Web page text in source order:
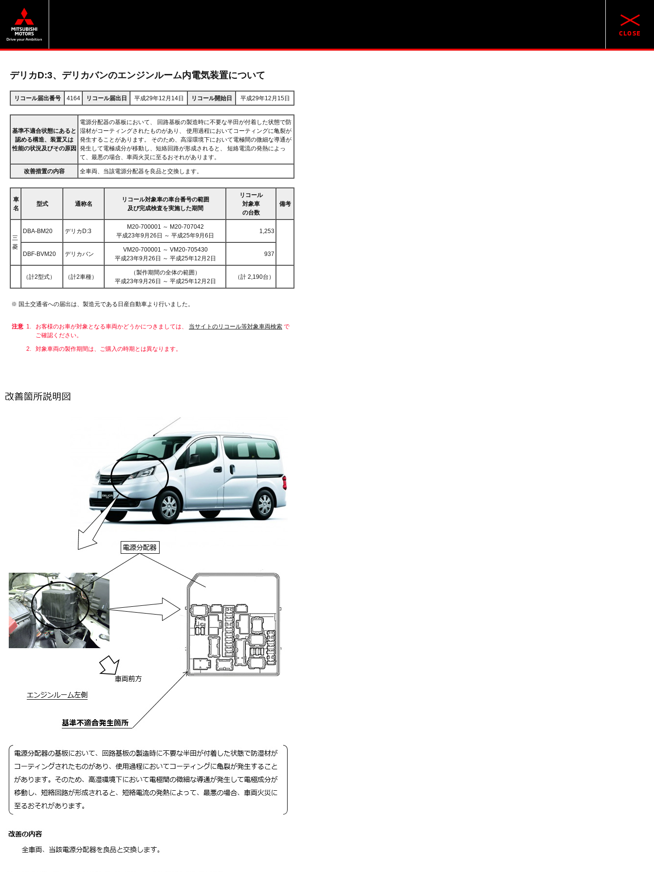
デリカD:3、デリカバンのエンジンルーム内電気装置について
リコール届出番号 4164 リコール届出日 平成29年12月14日 リコール開始日 平成29年12月15日
基準不適合状態にあると
認める構造、装置又は
性能の状況及びその原因
電源分配器の基板において、 回路基板の製造時に不要な半田が付着した状態で防
湿材がコーティングされたものがあり、 使用過程においてコーティングに亀裂が
発生することがあります。 そのため、高湿環境下において電極間の微細な導通が
発生して電極成分が移動し、短絡回路が形成されると、 短絡電流の発熱によっ
て、最悪の場合、車両火災に至るおそれがあります。
改善措置の内容 全車両、当該電源分配器を良品と交換します。
車
名
型式 通称名
リコール対象車の車台番号の範囲
及び完成検査を実施した期間
リコール
対象車
の台数
備考
三
菱
DBA-BM20 デリカD:3
M20-700001 ～ M20-707042
平成23年9月26日 ～ 平成25年9月6日
1,253
DBF-BVM20 デリカバン
VM20-700001 ～ VM20-705430
平成23年9月26日 ～ 平成25年12月2日
937
（計2型式） （計2車種）
（製作期間の全体の範囲）
平成23年9月26日 ～ 平成25年12月2日
（計 2,190台）
※ 国土交通省への届出は、製造元である日産自動車より行いました。
注意 1. お客様のお車が対象となる車両かどうかにつきましては、 当サイトのリコール等対象車両検索 で
ご確認ください。
2.
対象車両の製作期間は、ご購入の時期とは異なります。